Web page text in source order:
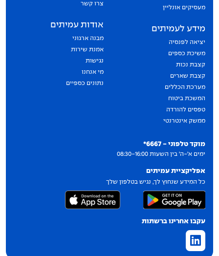
מוקד טלפוני - 6667*
ימים א'-ה' בין השעות 08:30-16:00
אפליקציית עמיתים
כל המידע שנחוץ לך, נגיש בטלפון שלך
עקבו אחרינו ברשתות
מעסיקים אונליין
מידע לעמיתים
יציאה לפנסיה
משיכת כספים
קצבת נכות
קצבת שארים
מערכת הכללים
המשכת ביטוח
טפסים להורדה
ממשק אינטרנטי
צרו קשר
אודות עמיתים
מבנה ארגוני
אמנת שירות
נגישות
מי אנחנו
נתונים כספיים